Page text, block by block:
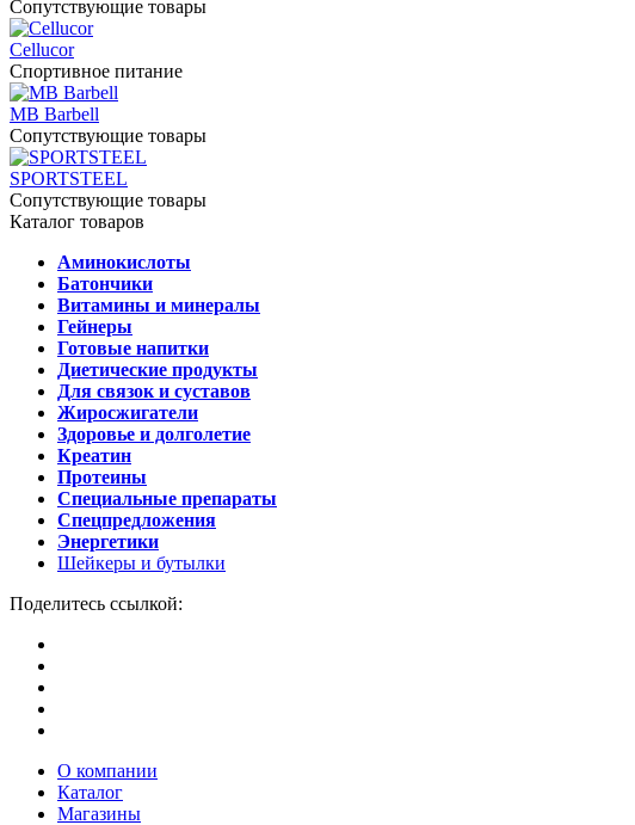
Сопутствующие товары
Cellucor
Спортивное питание
MB Barbell
Сопутствующие товары
SPORTSTEEL
Сопутствующие товары
Каталог товаров
Аминокислоты
Батончики
Витамины и минералы
Гейнеры
Готовые напитки
Диетические продукты
Для связок и суставов
Жиросжигатели
Здоровье и долголетие
Креатин
Протеины
Специальные препараты
Спецпредложения
Энергетики
Шейкеры и бутылки
Поделитесь ссылкой:
О компании
Каталог
Магазины